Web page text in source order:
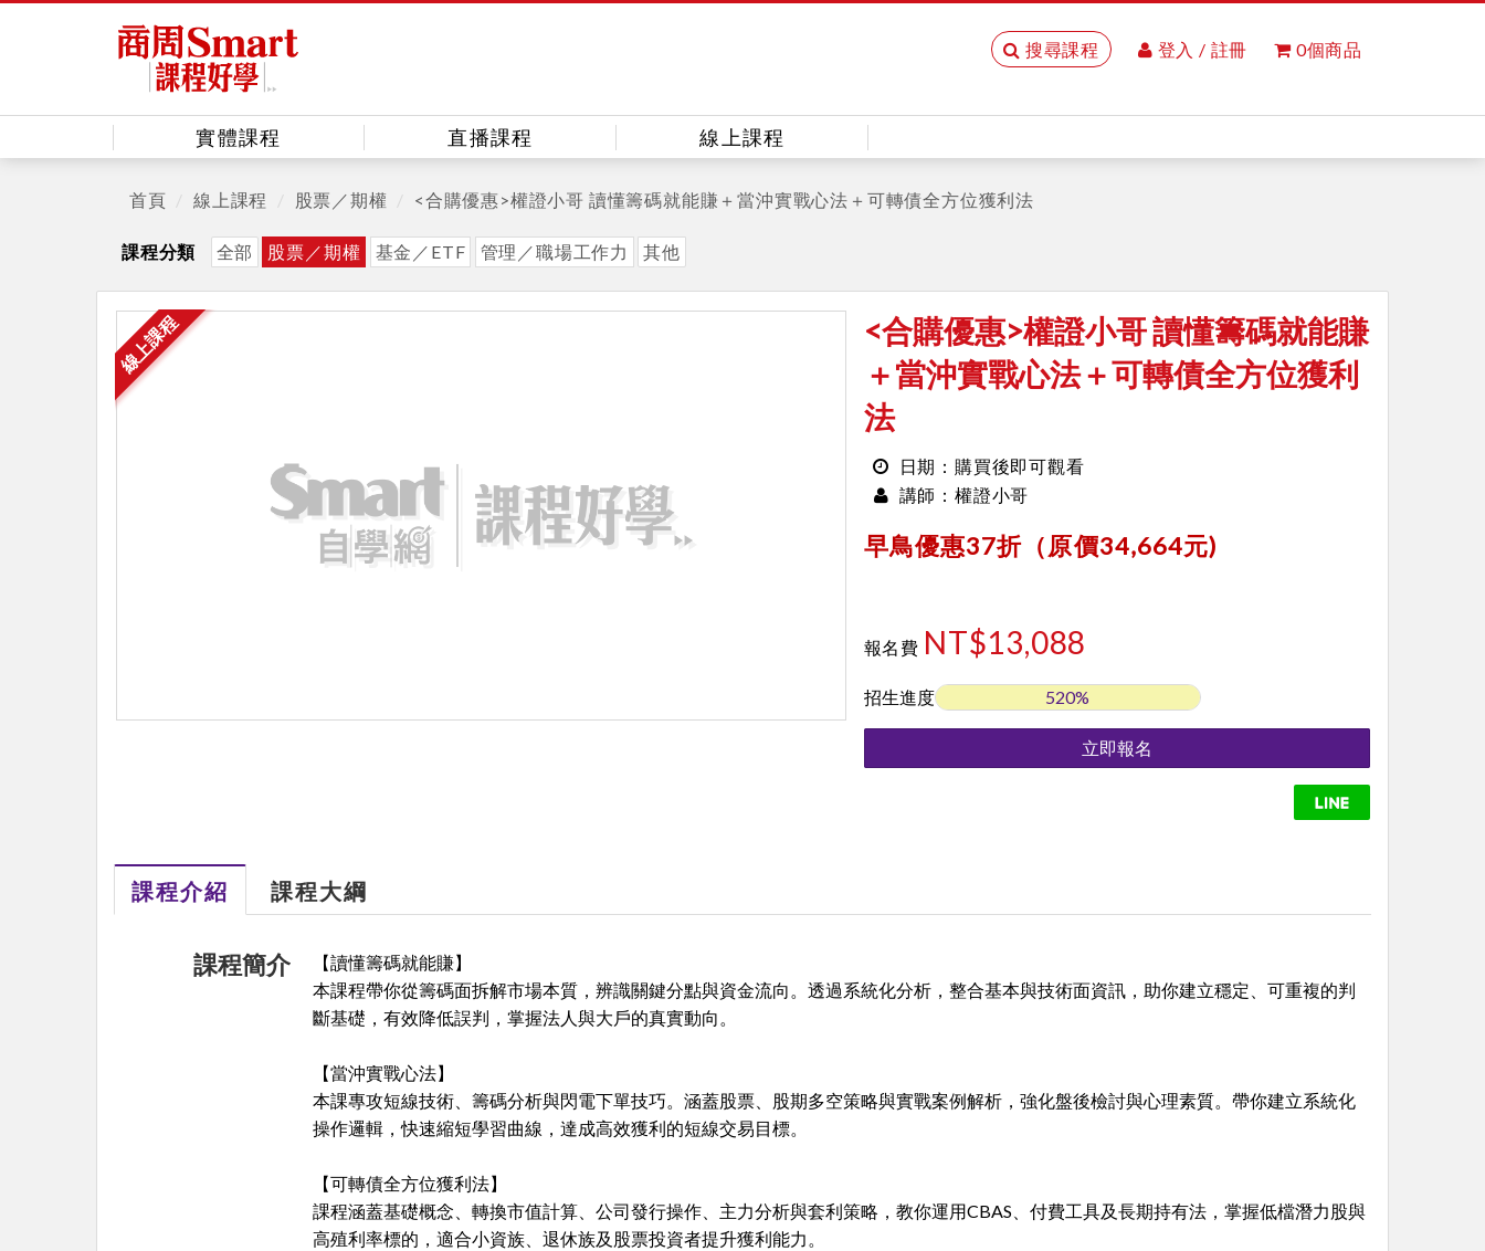
搜尋課程 登入 / 註冊 0個商品
實體課程 直播課程 線上課程
首頁 線上課程 股票／期權 <合購優惠>權證小哥 讀懂籌碼就能賺＋當沖實戰心法＋可轉債全方位獲利法
課程分類 全部 股票／期權 基金／ETF 管理／職場工作力 其他
線上課程
<合購優惠>權證小哥 讀懂籌碼就能賺
＋當沖實戰心法＋可轉債全方位獲利
法
日期：購買後即可觀看
講師：權證小哥
早鳥優惠37折（原價34,664元)
報名費 NT$13,088
招生進度 520%
課程介紹 課程大綱
課程簡介
【讀懂籌碼就能賺】
本課程帶你從籌碼面拆解市場本質，辨識關鍵分點與資金流向。透過系統化分析，整合基本與技術面資訊，助你建立穩定、可重複的判
斷基礎 ，有效降低誤判，掌握法人與大戶的真實動向。
【當沖實戰心法】
本課專攻短線技術、籌碼分析與閃電下單技巧。涵蓋股票、股期多空策略與實戰案例解析，強化盤後檢討與心理素質。帶你建立系統化
操作邏輯，快速縮短學習曲線，達成高效獲利的短線交易目標。
【可轉債全方位獲利法】
課程涵蓋基礎概念、轉換市值計算、公司發行操作、主力分析與套利策略，教你運用CBAS、付費工具及長期持有法，掌握低檔潛力股與
高殖利率標的，適合小資族、退休族及股票投資者提升獲利能力。